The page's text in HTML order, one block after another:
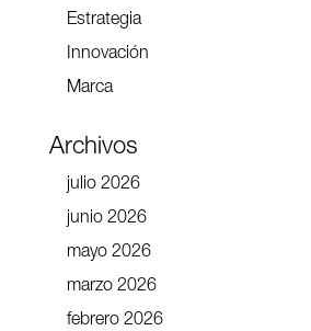
Estrategia
Innovación
Marca
Archivos
julio 2026
junio 2026
mayo 2026
marzo 2026
febrero 2026